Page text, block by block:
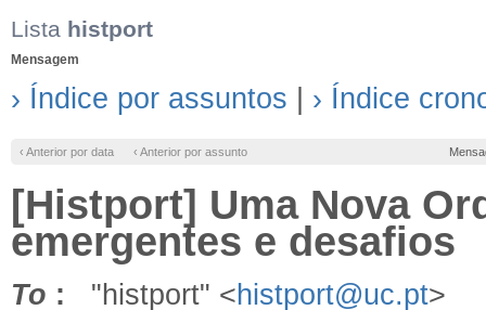
Lista histport
Mensagem
› Índice por assuntos › Índice
‹ Anterior por data ‹ Anterior por assunto
[Histport] Uma Nova
emergentes e desafios
To : "histport" <histport@uc.pt>